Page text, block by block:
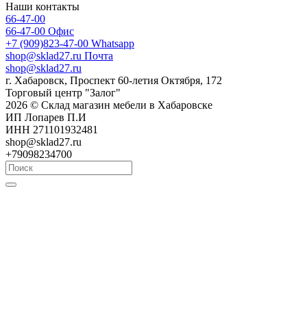
Наши контакты
66-47-00
66-47-00 Офис
+7 (909)823-47-00 Whatsapp
shop@sklad27.ru Почта
shop@sklad27.ru
г. Хабаровск, Проспект 60-летия Октября, 172
Торговый центр "Залог"
2026 © Склад магазин мебели в Хабаровске
ИП Лопарев П.И
ИНН 271101932481
shop@sklad27.ru
+79098234700